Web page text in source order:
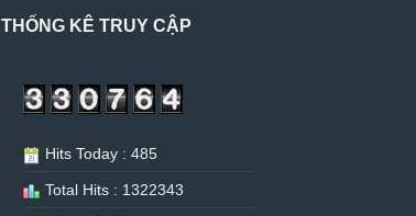
THỐNG KÊ TRUY CẬP
Hits Today : 485
Total Hits : 1322343